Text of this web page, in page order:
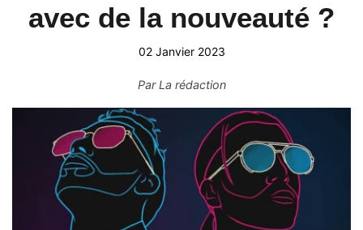
avec de la nouveauté ?
02 Janvier 2023
ParLa rédaction